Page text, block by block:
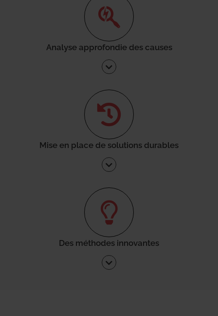
Analyse approfondie des causes
Mise en place de solutions durables
Des méthodes innovantes